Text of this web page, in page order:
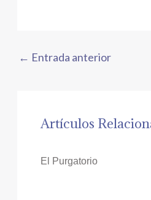
← Entrada anterior
Artículos
El Purgatorio